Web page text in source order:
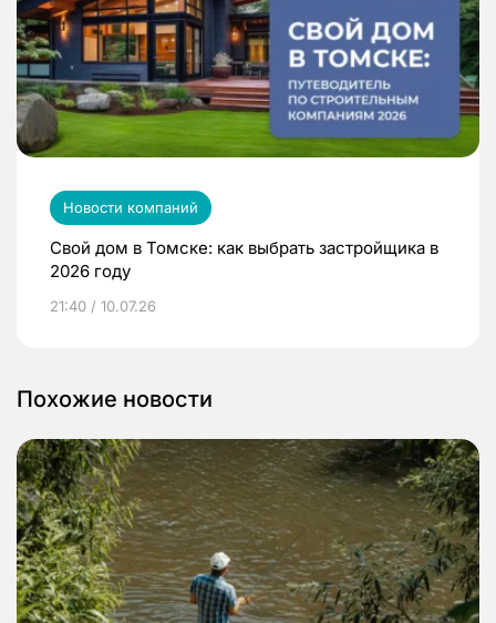
Новости компаний
Свой дом в Томске: как выбрать застройщика в
2026 году
21:40 / 10.07.26
Похожие новости